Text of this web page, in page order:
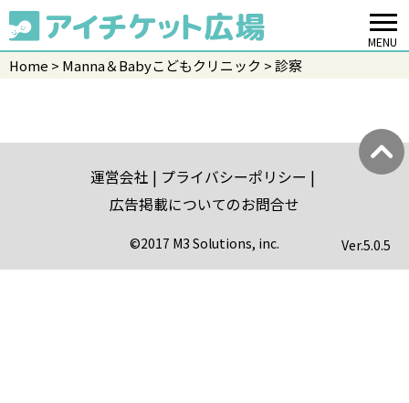
MENU
Home Manna＆Babyこどもクリニック 診察
運営会社
プライバシーポリシー
広告掲載についてのお問合せ
©2017 M3 Solutions, inc. Ver.5.0.5